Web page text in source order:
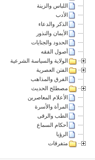
اللباس والزينة
الأدب
الذكر والدعاء
الأيمان والنذور
الحدود والجنايات
أصول الفقه
الولاية والسياسة الشرعية
الفتن العصرية
الفرق والمذاهب
مصطلح الحديث
الأعلام المعاصرين
المرأة والأسرة
الطب والرقى
أحكام السماع
الرؤيا
متفرقات